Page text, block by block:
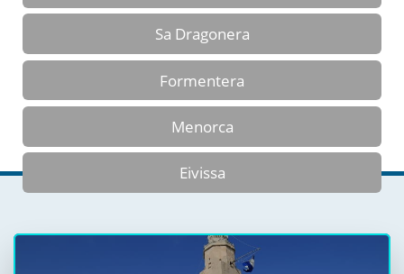
Sa Dragonera
Formentera
Menorca
Eivissa